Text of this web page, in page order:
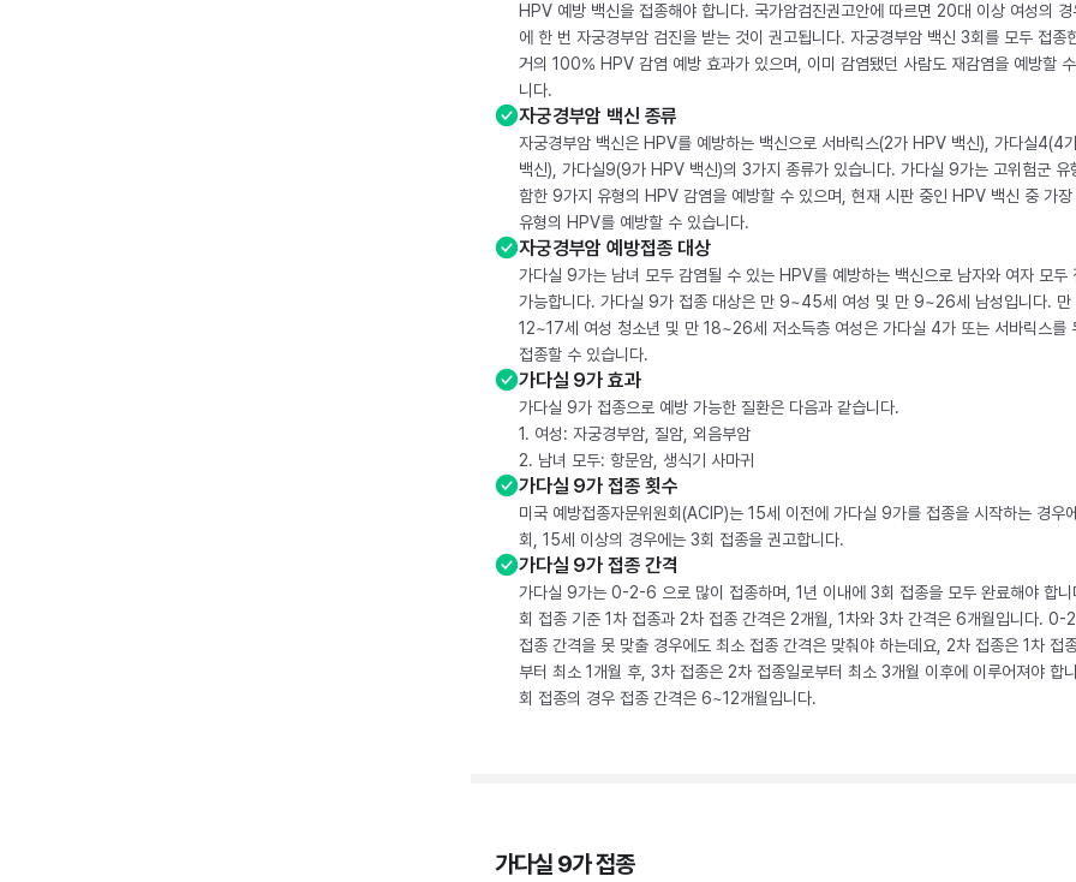
HPV 예방 백신을 접종해야 합니다. 국가암검진권고안에 따르면 20대 이상 여성의
에 한 번 자궁경부암 검진을 받는 것이 권고됩니다. 자궁경부암 백신 3회를 모두 접종
거의 100% HPV 감염 예방 효과가 있으며, 이미 감염됐던 사람도 재감염을 예방할
니다.
자궁경부암 백신 종류
자궁경부암 백신은 HPV를 예방하는 백신으로 서바릭스(2가 HPV 백신), 가다실4(4
백신), 가다실9(9가 HPV 백신)의 3가지 종류가 있습니다. 가다실 9가는 고위험군 유
함한 9가지 유형의 HPV 감염을 예방할 수 있으며, 현재 시판 중인 HPV 백신 중 가장
유형의 HPV를 예방할 수 있습니다.
자궁경부암 예방접종 대상
가다실 9가는 남녀 모두 감염될 수 있는 HPV를 예방하는 백신으로 남자와 여자 모두
가능합니다. 가다실 9가 접종 대상은 만 9~45세 여성 및 만 9~26세 남성입니다. 만
12~17세 여성 청소년 및 만 18~26세 저소득층 여성은 가다실 4가 또는 서바릭스를
접종할 수 있습니다.
가다실 9가 효과
가다실 9가 접종으로 예방 가능한 질환은 다음과 같습니다.
1. 여성: 자궁경부암, 질암, 외음부암
2. 남녀 모두: 항문암, 생식기 사마귀
가다실 9가 접종 횟수
미국 예방접종자문위원회(ACIP)는 15세 이전에 가다실 9가를 접종을 시작하는 경우
회, 15세 이상의 경우에는 3회 접종을 권고합니다.
가다실 9가 접종 간격
가다실 9가는 0-2-6 으로 많이 접종하며, 1년 이내에 3회 접종을 모두 완료해야 합
회 접종 기준 1차 접종과 2차 접종 간격은 2개월, 1차와 3차 간격은 6개월입니다. 0-
접종 간격을 못 맞출 경우에도 최소 접종 간격은 맞춰야 하는데요, 2차 접종은 1차 접
부터 최소 1개월 후, 3차 접종은 2차 접종일로부터 최소 3개월 이후에 이루어져야 합
회 접종의 경우 접종 간격은 6~12개월입니다.
가다실 9가 접종